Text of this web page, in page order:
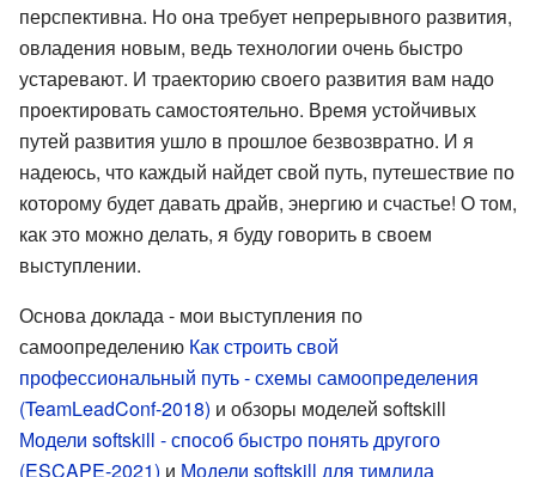
перспективна. Но она требует непрерывного развития,
овладения новым, ведь технологии очень быстро
устаревают. И траекторию своего развития вам надо
проектировать самостоятельно. Время устойчивых
путей развития ушло в прошлое безвозвратно. И я
надеюсь, что каждый найдет свой путь, путешествие по
которому будет давать драйв, энергию и счастье! О том,
как это можно делать, я буду говорить в своем
выступлении.
Основа доклада - мои выступления по
самоопределению Как строить свой
профессиональный путь - схемы самоопределения
(TeamLeadConf-2018) и обзоры моделей softskill
Модели softskill - способ быстро понять другого
(ESCAPE-2021) и Модели softskill для тимлида